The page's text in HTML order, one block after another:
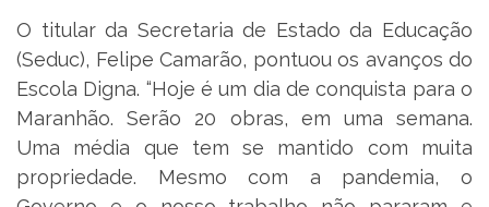
O titular da Secretaria de Estado da Educação
(Seduc), Felipe Camarão, pontuou os avanços do
Escola Digna. “Hoje é um dia de conquista para o
Maranhão. Serão 20 obras, em uma semana.
Uma média que tem se mantido com muita
propriedade. Mesmo com a pandemia, o